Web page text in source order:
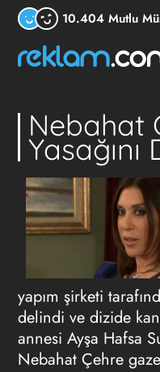
10.404 Mutlu
Nebahat
Yasağını
yapım şirketi
delindi ve dizide
annesi Ayşa Hafsa
Nebahat Çehre